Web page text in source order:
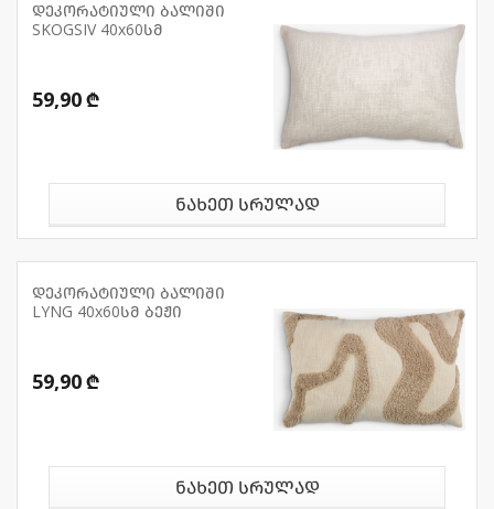
დეკორატიული ბალიში
SKOGSIV 40x60სმ
59,90 ₾
ნახეთ სრულად
დეკორატიული ბალიში
LYNG 40x60სმ ბეჟი
59,90 ₾
ნახეთ სრულად